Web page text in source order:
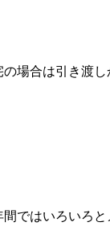
場合は引き渡
ではいろいろと